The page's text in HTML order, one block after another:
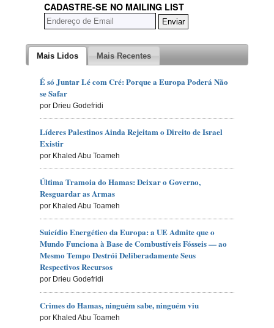
CADASTRE-SE NO MAILING LIST
Mais Lidos Mais Recentes
É só Juntar Lé com Cré: Porque a Europa Poderá Não
se Safar
por Drieu Godefridi
Líderes Palestinos Ainda Rejeitam o Direito de Israel
Existir
por Khaled Abu Toameh
Última Tramoia do Hamas: Deixar o Governo,
Resguardar as Armas
por Khaled Abu Toameh
Suicídio Energético da Europa: a UE Admite que o
Mundo Funciona à Base de Combustíveis Fósseis — ao
Mesmo Tempo Destrói Deliberadamente Seus
Respectivos Recursos
por Drieu Godefridi
Crimes do Hamas, ninguém sabe, ninguém viu
por Khaled Abu Toameh